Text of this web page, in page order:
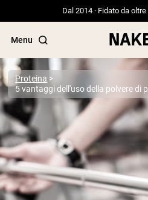
Dal 2014 · Fidato da
Menu
Termini di ricerca popolari
”Protein Powder“
”Overnight Oats“
”Vegan protein“
”Collagen“
”Micellar Casein“
Proteina